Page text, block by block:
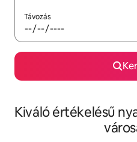
Távozás
Kiváló értékelésű